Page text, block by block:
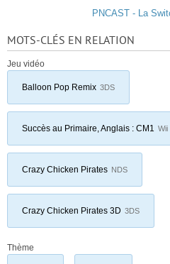
PNCAST - La
MOTS-CLÉS EN RELATION
Jeu vidéo
Balloon Pop Remix 3DS
Succès au Primaire, Anglais : CM1 Wii
Crazy Chicken Pirates NDS
Crazy Chicken Pirates 3D 3DS
Thème